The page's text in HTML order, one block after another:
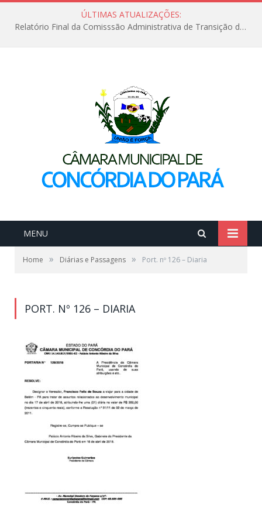
ÚLTIMAS ATUALIZAÇÕES:
Relatório Final da Comisssão Administrativa de Transição de Mandato do Poder Legislativo do Município de Concórdia do Pará
MENU
Home » Diárias e Passagens » Port. nº 126 – Diaria
PORT. Nº 126 – DIARIA